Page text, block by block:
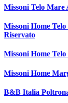
Missoni Telo Mare
Missoni Home
Riservato
Missoni Home
Missoni Home
B&B Italia